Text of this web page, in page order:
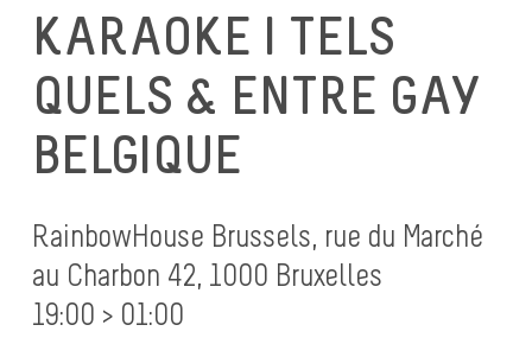
KARAOKE I TELS
QUELS & ENTRE GAY
BELGIQUE
RainbowHouse Brussels, rue du Marché
au Charbon 42, 1000 Bruxelles
19:00 > 01:00